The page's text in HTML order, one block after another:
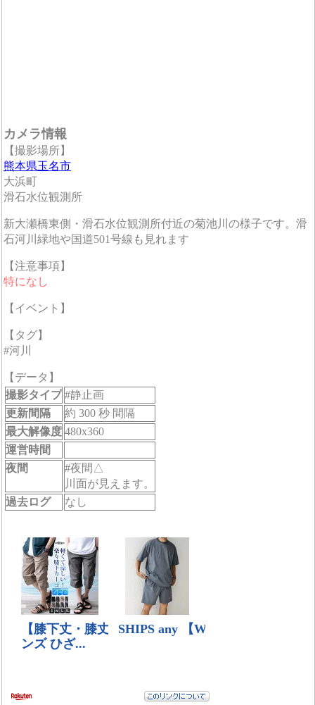
カメラ情報
【撮影場所】
熊本県玉名市
大浜町
滑石水位観測所
新大瀬橋東側・滑石水位観測所付近の菊池川の様子です。滑
石河川緑地や国道501号線も見れます
【注意事項】
特になし
【イベント】
【タグ】
#河川
【データ】
撮影タイプ #静止画
更新間隔
約 300 秒 間隔
最大解像度 480x360
運営時間
夜間
#夜間△
川面が見えます。
過去ログ
なし